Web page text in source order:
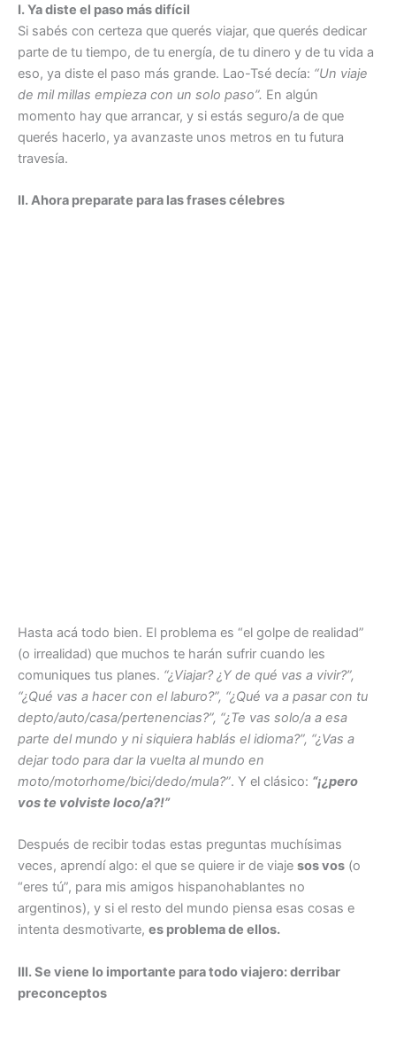
I. Ya diste el paso más difícil
Si sabés con certeza que querés viajar, que querés dedicar
parte de tu tiempo, de tu energía, de tu dinero y de tu vida a
eso, ya diste el paso más grande. Lao-Tsé decía: “Un viaje
de mil millas empieza con un solo paso”. En algún
momento hay que arrancar, y si estás seguro/a de que
querés hacerlo, ya avanzaste unos metros en tu futura
travesía.
II. Ahora preparate para las frases célebres
Hasta acá todo bien. El problema es “el golpe de realidad”
(o irrealidad) que muchos te harán sufrir cuando les
comuniques tus planes. “¿Viajar? ¿Y de qué vas a vivir?”,
“¿Qué vas a hacer con el laburo?”, “¿Qué va a pasar con tu
depto/auto/casa/pertenencias?”, “¿Te vas solo/a a esa
parte del mundo y ni siquiera hablás el idioma?”, “¿Vas a
dejar todo para dar la vuelta al mundo en
moto/motorhome/bici/dedo/mula?”. Y el clásico: “¡¿pero
vos te volviste loco/a?!”
Después de recibir todas estas preguntas muchísimas
veces, aprendí algo: el que se quiere ir de viaje sos vos (o
“eres tú”, para mis amigos hispanohablantes no
argentinos), y si el resto del mundo piensa esas cosas e
intenta desmotivarte, es problema de ellos.
III. Se viene lo importante para todo viajero: derribar
preconceptos